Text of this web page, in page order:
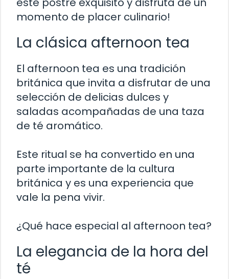
momento de placer culinario!
La clásica afternoon tea
El afternoon tea es una tradición
británica que invita a disfrutar de una
selección de delicias dulces y
saladas acompañadas de una taza
de té aromático.
Este ritual se ha convertido en una
parte importante de la cultura
británica y es una experiencia que
vale la pena vivir.
¿Qué hace especial al afternoon tea?
La elegancia de la hora del
té